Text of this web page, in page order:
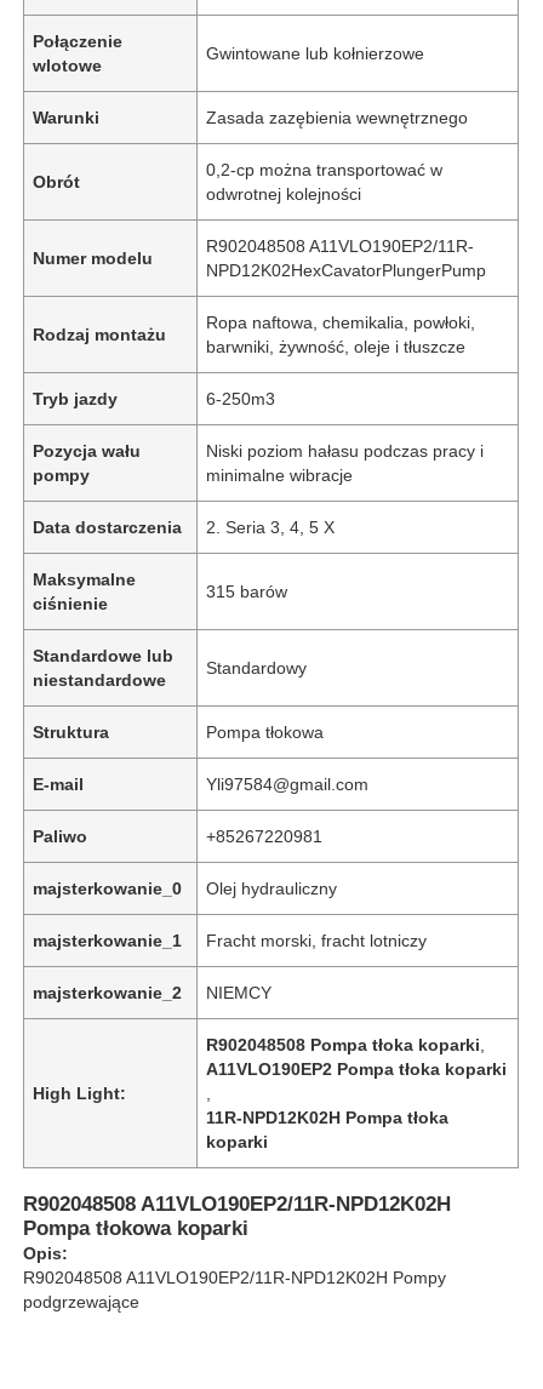
Do domu
Produkty
Wycieczka po fabryce
Kontrola jakości
Połączenie
wlotowe
Gwintowane lub kołnierzowe
Warunki Zasada zazębienia wewnętrznego
Obrót
0,2-cp można transportować w
odwrotnej kolejności
Numer modelu
R902048508 A11VLO190EP2/11R-
NPD12K02HexCavatorPlungerPump
Rodzaj montażu
Ropa naftowa, chemikalia, powłoki,
barwniki, żywność, oleje i tłuszcze
Tryb jazdy 6-250m3
Pozycja wału
pompy
Niski poziom hałasu podczas pracy i
minimalne wibracje
Data dostarczenia 2. Seria 3, 4, 5 X
Maksymalne
ciśnienie
315 barów
Standardowe lub
niestandardowe
Standardowy
Struktura Pompa tłokowa
E-mail Yli97584@gmail.com
Paliwo +85267220981
majsterkowanie_0 Olej hydrauliczny
majsterkowanie_1 Fracht morski, fracht lotniczy
majsterkowanie_2 NIEMCY
High Light:
R902048508 Pompa tłoka koparki
A11VLO190EP2 Pompa tłoka koparki
11R-NPD12K02H Pompa tłoka
koparki
R902048508 A11VLO190EP2/11R-NPD12K02H
Pompa tłokowa koparki
Opis:
R902048508 A11VLO190EP2/11R-NPD12K02H Pompy
podgrzewające